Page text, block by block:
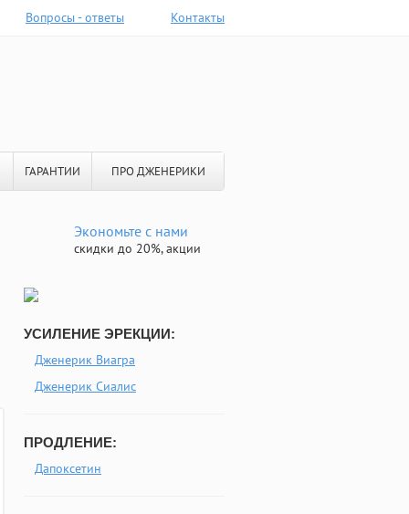
Вопросы - ответы Контакты
ГАРАНТИИ ПРО ДЖЕНЕРИКИ
Экономьте с нами
скидки до 20%, акции
УСИЛЕНИЕ ЭРЕКЦИИ:
Дженерик Виагра
Дженерик Сиалис
ПРОДЛЕНИЕ:
Дапоксетин